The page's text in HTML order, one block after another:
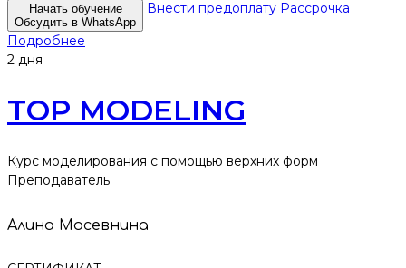
Начать обучение
Обсудить в WhatsApp
Внести предоплату Рассрочка
Подробнее
2 дня
TOP MODELING
Курс моделирования с помощью верхних форм
Преподаватель
Алина Мосевнина